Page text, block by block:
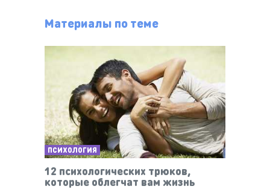
Материалы по теме
ПСИХОЛОГИЯ
12 психологических трюков,
которые облегчат вам жизнь